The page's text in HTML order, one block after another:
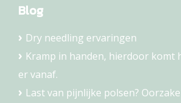
Blog
Dry needling ervaringen
Kramp in handen, hierdoor komt
er vanaf.
Last van pijnlijke polsen?